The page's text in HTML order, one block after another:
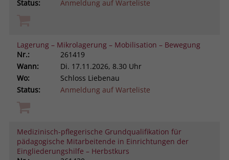
Status:
Anmeldung auf Warteliste
Lagerung – Mikrolagerung – Mobilisation – Bewegung
Nr.:
261419
Wann:
Di. 17.11.2026, 8.30 Uhr
Wo:
Schloss Liebenau
Status:
Anmeldung auf Warteliste
Medizinisch-pflegerische Grundqualifikation für
pädagogische Mitarbeitende in Einrichtungen der
Eingliederungshilfe – Herbstkurs